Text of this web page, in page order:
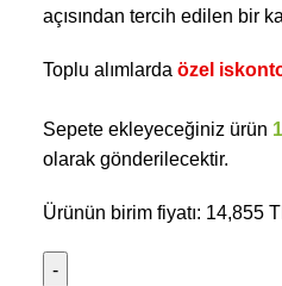
açısından tercih edilen bir
Toplu alımlarda özel
Sepete ekleyeceğiniz ürün
olarak gönderilecektir.
Ürünün birim fiyatı: 14,855